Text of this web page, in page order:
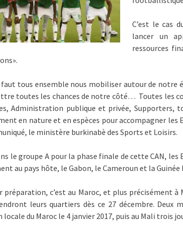
C’est le cas
lancer un
ressources
faut tous ensemble nous mobiliser autour de notre
toutes les chances de notre côté… Toutes les
Administration publique et privée, Supporters,
en nature et en espèces pour accompagner les
le ministère burkinabè des Sports et Loisirs.
le groupe A pour la phase finale de cette CAN,
au pays hôte, le Gabon, le Cameroun et la Guinée
préparation, c’est au Maroc, et plus précisément à
leurs quartiers dès ce 27 décembre. Deux
locale du Maroc le 4 janvier 2017, puis au Mali trois